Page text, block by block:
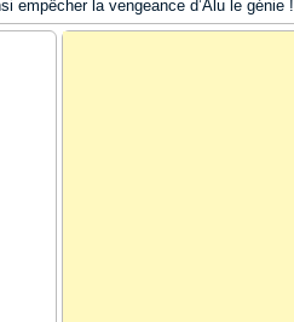
empêcher la vengeance d’Alu le génie !